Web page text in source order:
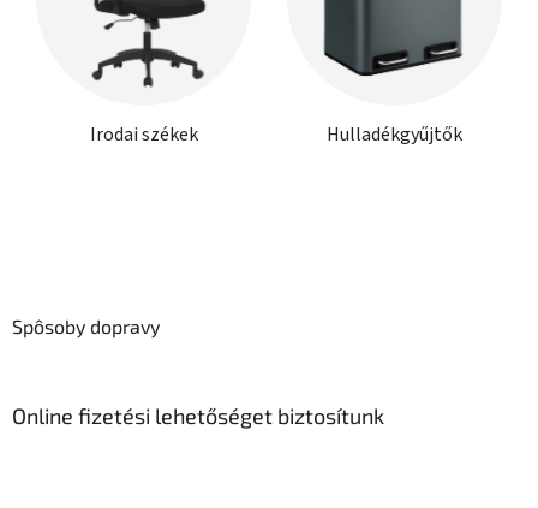
Irodai székek Hulladékgyűjtők
Spôsoby dopravy
Online fizetési lehetőséget biztosítunk